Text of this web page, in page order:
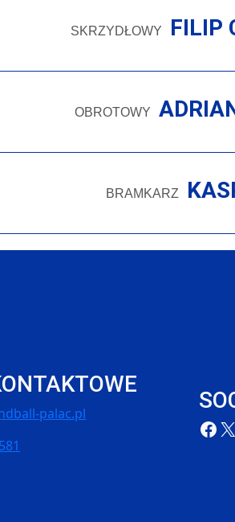
SKRZYDŁOWY FILIP
OBROTOWY
BRAMKARZ
palac.pl